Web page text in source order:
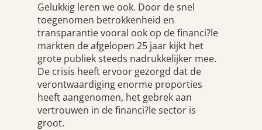
Gelukkig leren we ook. Door de snel
toegenomen betrokkenheid en
transparantie vooral ook op de financi?le
markten de afgelopen 25 jaar kijkt het
grote publiek steeds nadrukkelijker mee.
De crisis heeft ervoor gezorgd dat de
verontwaardiging enorme proporties
heeft aangenomen, het gebrek aan
vertrouwen in de financi?le sector is
groot.